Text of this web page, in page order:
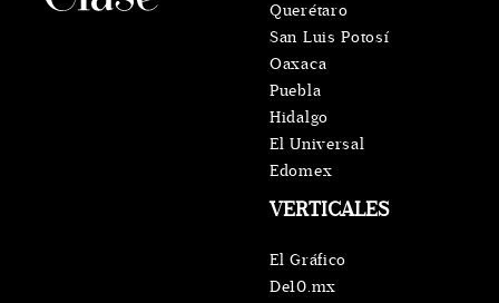
VERTICALES
El Gráfico
De10.mx
Querétaro
San Luis Potosí
Oaxaca
Puebla
Hidalgo
El Universal
Edomex